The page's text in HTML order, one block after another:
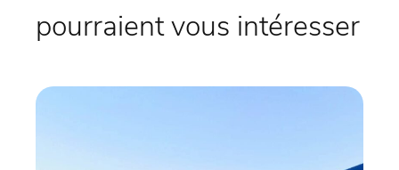
pourraient vous intéresser